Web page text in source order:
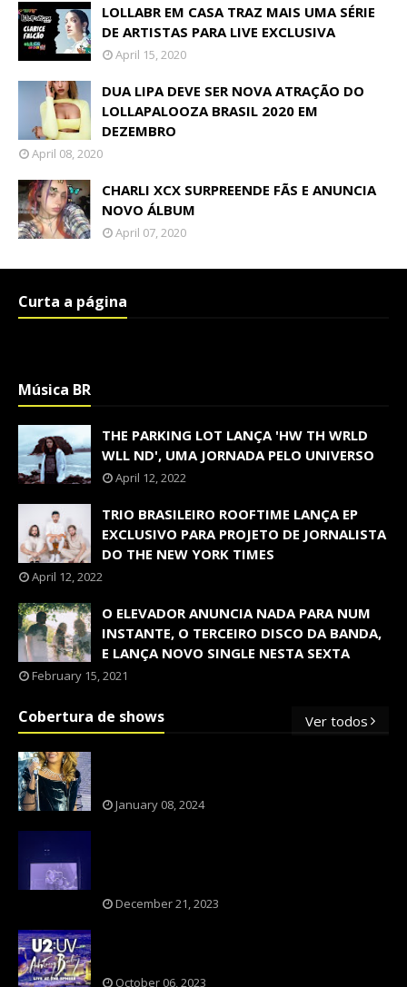
LOLLABR EM CASA TRAZ MAIS UMA SÉRIE
DE ARTISTAS PARA LIVE EXCLUSIVA
April 15, 2020
DUA LIPA DEVE SER NOVA ATRAÇÃO DO
LOLLAPALOOZA BRASIL 2020 EM
DEZEMBRO
April 08, 2020
CHARLI XCX SURPREENDE FÃS E ANUNCIA
NOVO ÁLBUM
April 07, 2020
Curta a página
Música BR
THE PARKING LOT LANÇA 'HW TH WRLD
WLL ND', UMA JORNADA PELO UNIVERSO
April 12, 2022
TRIO BRASILEIRO ROOFTIME LANÇA EP
EXCLUSIVO PARA PROJETO DE JORNALISTA
DO THE NEW YORK TIMES
April 12, 2022
O ELEVADOR ANUNCIA NADA PARA NUM
INSTANTE, O TERCEIRO DISCO DA BANDA,
E LANÇA NOVO SINGLE NESTA SEXTA
February 15, 2021
Cobertura de shows Ver todos
January 08, 2024
December 21, 2023
October 06, 2023